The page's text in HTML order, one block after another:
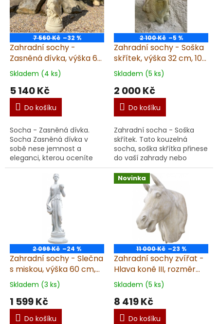
7 560 Kč –32 %
Zahradní sochy -
Zasněná dívka, výška 66
cm, 15 kg, pískovec
Skladem (4 ks)
5 140 Kč
Do košíku
Socha - Zasněná dívka.
Socha Zasněná dívka v
sobě nese jemnost a
eleganci, kterou oceníte
nejen ve své zahradě, ale i
v interiéru. Socha je
vyrobena z kvalitního umě...
2 100 Kč –5 %
Zahradní sochy - Soška
skřítek, výška 32 cm, 10
kg, pískovec
Skladem (5 ks)
2 000 Kč
Do košíku
Zahradní socha - Soška
skřítek. Tato kouzelná
socha, soška skřítka přinese
do vaší zahrady nebo
interiéru nádech
pohádkového světa. Socha,
soška je vytvořená z kvali...
2 099 Kč –24 %
Zahradní sochy - Slečna
s miskou, výška 60 cm,
4,5 kg
Skladem (3 ks)
1 599 Kč
Do košíku
Novinka
11 000 Kč –23 %
Zahradní sochy zvířat -
Hlava koně III, rozměr
30x50 cm, 38 kg,
pískovec
Skladem (5 ks)
8 419 Kč
Do košíku